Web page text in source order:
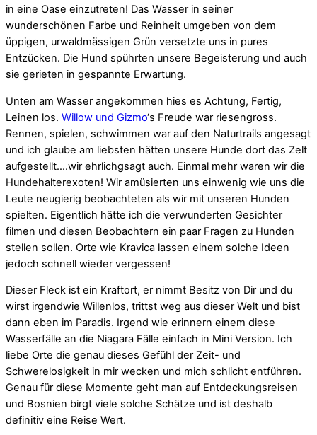
in eine Oase einzutreten! Das Wasser in seiner
wunderschönen Farbe und Reinheit umgeben von dem
üppigen, urwaldmässigen Grün versetzte uns in pures
Entzücken. Die Hund spührten unsere Begeisterung und auch
sie gerieten in gespannte Erwartung.
Unten am Wasser angekommen hies es Achtung, Fertig,
Leinen los. Willow und Gizmo‘s Freude war riesengross.
Rennen, spielen, schwimmen war auf den Naturtrails angesagt
und ich glaube am liebsten hätten unsere Hunde dort das Zelt
aufgestellt….wir ehrlichgsagt auch. Einmal mehr waren wir die
Hundehalterexoten! Wir amüsierten uns einwenig wie uns die
Leute neugierig beobachteten als wir mit unseren Hunden
spielten. Eigentlich hätte ich die verwunderten Gesichter
filmen und diesen Beobachtern ein paar Fragen zu Hunden
stellen sollen. Orte wie Kravica lassen einem solche Ideen
jedoch schnell wieder vergessen!
Dieser Fleck ist ein Kraftort, er nimmt Besitz von Dir und du
wirst irgendwie Willenlos, trittst weg aus dieser Welt und bist
dann eben im Paradis. Irgend wie erinnern einem diese
Wasserfälle an die Niagara Fälle einfach in Mini Version. Ich
liebe Orte die genau dieses Gefühl der Zeit- und
Schwerelosigkeit in mir wecken und mich schlicht entführen.
Genau für diese Momente geht man auf Entdeckungsreisen
und Bosnien birgt viele solche Schätze und ist deshalb
definitiv eine Reise Wert.